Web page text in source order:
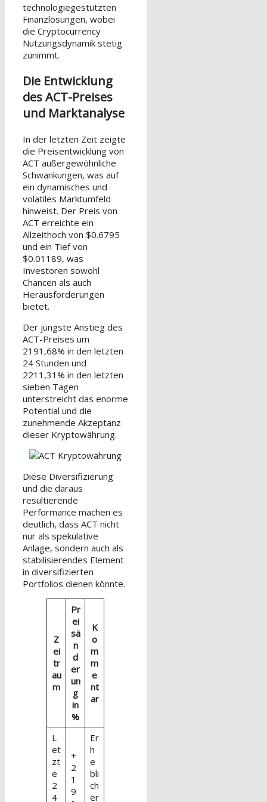
technologiegestützten
Finanzlösungen, wobei
die Cryptocurrency
Nutzungsdynamik stetig
zunimmt.
Die Entwicklung
des ACT-Preises
und Marktanalyse
In der letzten Zeit zeigte
die Preisentwicklung von
ACT außergewöhnliche
Schwankungen, was auf
ein dynamisches und
volatiles Marktumfeld
hinweist. Der Preis von
ACT erreichte ein
Allzeithoch von $0.6795
und ein Tief von
$0.01189, was
Investoren sowohl
Chancen als auch
Herausforderungen
bietet.
Der jüngste Anstieg des
ACT-Preises um
2191,68% in den letzten
24 Stunden und
2211,31% in den letzten
sieben Tagen
unterstreicht das enorme
Potential und die
zunehmende Akzeptanz
dieser Kryptowährung.
Diese Diversifizierung
und die daraus
resultierende
Performance machen es
deutlich, dass ACT nicht
nur als spekulative
Anlage, sondern auch als
stabilisierendes Element
in diversifizierten
Portfolios dienen könnte.
Z
ei
tr
au
m
Pr
ei
sä
n
d
er
un
g
in
%
K
o
m
m
e
nt
ar
L
et
zt
e
2
4
+
2
1
9
Er
h
e
bli
ch
er